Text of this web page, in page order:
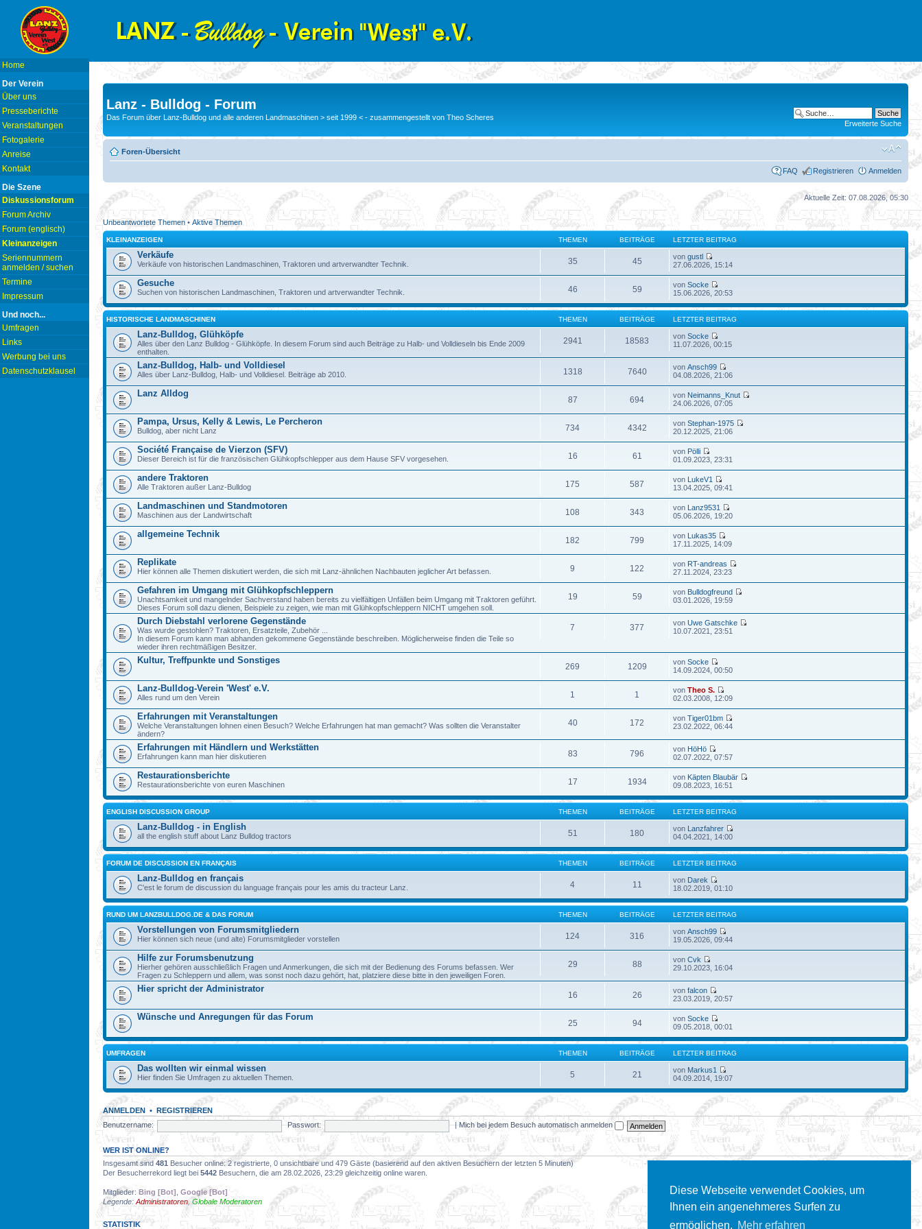
Diese Webseite verwendet Cookies, um
Ihnen ein angenehmeres Surfen zu
ermöglichen. Mehr erfahren
Home
Der Verein
Über uns
Presseberichte
Veranstaltungen
Fotogalerie
Anreise
Kontakt
Die Szene
Diskussionsforum
Forum Archiv
Forum (englisch)
Kleinanzeigen
Seriennummern
anmelden / suchen
Termine
Impressum
Und noch...
Umfragen
Links
Werbung bei uns
Datenschutzklausel
Lanz - Bulldog - Forum
Das Forum über Lanz-Bulldog und alle anderen Landmaschinen > seit 1999 < - zusammengestellt von Theo Scheres
Erweiterte Suche
Foren-Übersicht
FAQ Registrieren Anmelden
Aktuelle Zeit: 07.08.2026, 05:30
Unbeantwortete Themen• Aktive Themen
KLEINANZEIGEN THEMEN BEITRÄGE LETZTER BEITRAG
Verkäufe
Verkäufe von historischen Landmaschinen, Traktoren und artverwandter Technik. 35 45 vongustl
27.06.2026, 15:14
Gesuche
Suchen von historischen Landmaschinen, Traktoren und artverwandter Technik. 46 59 vonSocke
15.06.2026, 20:53
HISTORISCHE LANDMASCHINEN THEMEN BEITRÄGE LETZTER BEITRAG
Lanz-Bulldog, Glühköpfe
Alles über den Lanz Bulldog - Glühköpfe. In diesem Forum sind auch Beiträge zu Halb- und Volldieseln bis Ende 2009
enthalten.
2941 18583 vonSocke
11.07.2026, 00:15
Lanz-Bulldog, Halb- und Volldiesel
Alles über Lanz-Bulldog, Halb- und Volldiesel. Beiträge ab 2010. 1318 7640 vonAnsch99
04.08.2026, 21:06
Lanz Alldog
87 694 von Neimanns_Knut
24.06.2026, 07:05
Pampa, Ursus, Kelly & Lewis, Le Percheron
Bulldog, aber nicht Lanz 734 4342 vonStephan-1975
20.12.2025, 21:06
Société Française de Vierzon (SFV)
Dieser Bereich ist für die französischen Glühkopfschlepper aus dem Hause SFV vorgesehen. 16 61 von Pölli
01.09.2023, 23:31
andere Traktoren
Alle Traktoren außer Lanz-Bulldog 175 587 von LukeV1
13.04.2025, 09:41
Landmaschinen und Standmotoren
Maschinen aus der Landwirtschaft 108 343 von Lanz9531
05.06.2026, 19:20
allgemeine Technik
182 799 von Lukas35
17.11.2025, 14:09
Replikate
Hier können alle Themen diskutiert werden, die sich mit Lanz-ähnlichen Nachbauten jeglicher Art befassen. 9 122 von RT-andreas
27.11.2024, 23:23
Gefahren im Umgang mit Glühkopfschleppern
Unachtsamkeit und mangelnder Sachverstand haben bereits zu vielfältigen Unfällen beim Umgang mit Traktoren geführt.
Dieses Forum soll dazu dienen, Beispiele zu zeigen, wie man mit Glühkopfschleppern NICHT umgehen soll.
19 59 von Bulldogfreund
03.01.2026, 19:59
Durch Diebstahl verlorene Gegenstände
Was wurde gestohlen? Traktoren, Ersatzteile, Zubehör ...
In diesem Forum kann man abhanden gekommene Gegenstände beschreiben. Möglicherweise finden die Teile so
wieder ihren rechtmäßigen Besitzer.
7 377 vonUwe Gatschke
10.07.2021, 23:51
Kultur, Treffpunkte und Sonstiges
269 1209 vonSocke
14.09.2024, 00:50
Lanz-Bulldog-Verein 'West' e.V.
Alles rund um den Verein 1 1 vonTheo S.
02.03.2008, 12:09
Erfahrungen mit Veranstaltungen
Welche Veranstaltungen lohnen einen Besuch? Welche Erfahrungen hat man gemacht? Was sollten die Veranstalter
ändern?
40 172 vonTiger01bm
23.02.2022, 06:44
Erfahrungen mit Händlern und Werkstätten
Erfahrungen kann man hier diskutieren 83 796 von HöHö
02.07.2022, 07:57
Restaurationsberichte
Restaurationsberichte von euren Maschinen 17 1934 von Käpten Blaubär
09.08.2023, 16:51
ENGLISH DISCUSSION GROUP THEMEN BEITRÄGE LETZTER BEITRAG
Lanz-Bulldog - in English
all the english stuff about Lanz Bulldog tractors 51 180 von Lanzfahrer
04.04.2021, 14:00
FORUM DE DISCUSSION EN FRANÇAIS THEMEN BEITRÄGE LETZTER BEITRAG
Lanz-Bulldog en français
C'est le forum de discussion du language français pour les amis du tracteur Lanz. 4 11 von Darek
18.02.2019, 01:10
RUND UM LANZBULLDOG.DE & DAS FORUM THEMEN BEITRÄGE LETZTER BEITRAG
Vorstellungen von Forumsmitgliedern
Hier können sich neue (und alte) Forumsmitglieder vorstellen 124 316 vonAnsch99
19.05.2026, 09:44
Hilfe zur Forumsbenutzung
Hierher gehören ausschließlich Fragen und Anmerkungen, die sich mit der Bedienung des Forums befassen. Wer
Fragen zu Schleppern und allem, was sonst noch dazu gehört, hat, platziere diese bitte in den jeweiligen Foren.
29 88 vonCvk
29.10.2023, 16:04
Hier spricht der Administrator
16 26 vonfalcon
23.03.2019, 20:57
Wünsche und Anregungen für das Forum
25 94 vonSocke
09.05.2018, 00:01
UMFRAGEN THEMEN BEITRÄGE LETZTER BEITRAG
Das wollten wir einmal wissen
Hier finden Sie Umfragen zu aktuellen Themen. 5 21 von Markus1
04.09.2014, 19:07
ANMELDEN • REGISTRIEREN
Benutzername:
Passwort: |Mich bei jedem Besuch automatisch anmelden
WER IST ONLINE?
Insgesamt sind 481 Besucher online: 2 registrierte, 0 unsichtbare und 479 Gäste (basierend auf den aktiven Besuchern der letzten 5 Minuten)
Der Besucherrekord liegt bei 5442 Besuchern, die am 28.02.2026, 23:29 gleichzeitig online waren.
Mitglieder: Bing [Bot] Google [Bot]
Legende: Administratoren ,Globale Moderatoren
STATISTIK